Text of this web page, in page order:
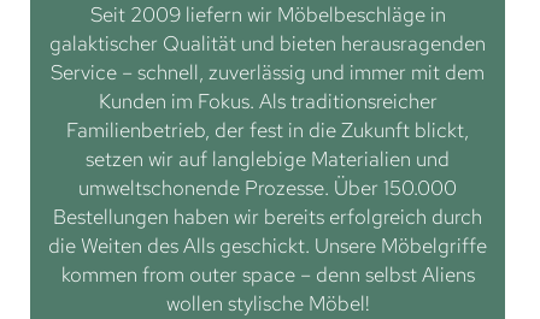
Seit 2009 liefern wir Möbelbeschläge in
galaktischer Qualität und bieten herausragenden
Service – schnell, zuverlässig und immer mit dem
Kunden im Fokus. Als traditionsreicher
Familienbetrieb, der fest in die Zukunft blickt,
setzen wir auf langlebige Materialien und
umweltschonende Prozesse. Über 150.000
Bestellungen haben wir bereits erfolgreich durch
die Weiten des Alls geschickt. Unsere Möbelgriffe
kommen from outer space – denn selbst Aliens
wollen stylische Möbel!